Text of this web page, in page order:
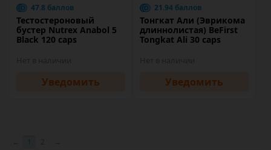
47.8 баллов
Тестостероновый
бустер Nutrex Anabol 5
Black 120 caps
Уведомить
21.94 баллов
Тонгкат Али (Эврикома
длиннолистая) BeFirst
Tongkat Ali 30 caps
Уведомить